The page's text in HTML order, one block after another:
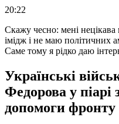
20:22
Скажу чесно: мені
імідж і не маю політичних
Саме тому я рідко даю
Українські
Федорова у піарі
допомоги фронту